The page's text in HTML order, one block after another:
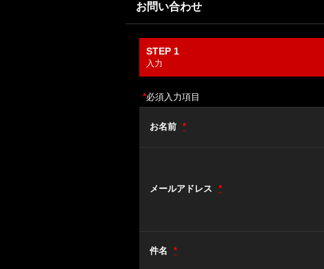
お問い合わせ
STEP 1
入力
*必須入力項目
お名前 *
メールアドレス *
件名 *